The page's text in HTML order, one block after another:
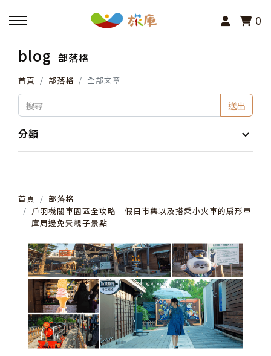
0
回主選單
活動報名
小旅行及主題導覽
其他活動
blog 部落格
首頁 部落格 全部文章
送出
分類
首頁
部落格
戶羽機關車園區全攻略│假日市集以及搭乘小火車的扇形車
庫周邊免費親子景點